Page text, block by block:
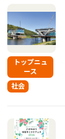
トップニュ
ース
社会